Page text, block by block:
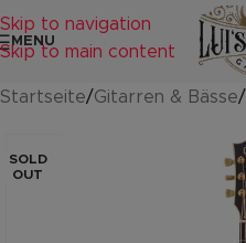
Skip to navigation
Skip to main content
MENU
Startseite/Gitarren & Bässe/
SOLD
OUT